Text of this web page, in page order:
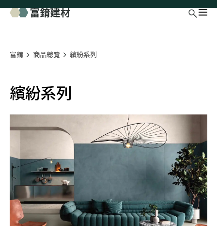
富錥 商品總覽 繽紛系列
繽紛系列